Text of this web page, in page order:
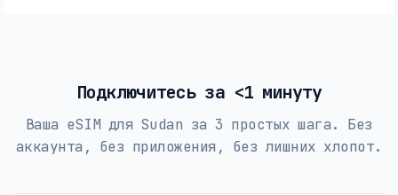
Подключитесь за <1 минуту
Ваша eSIM для Sudan за 3 простых шага. Без
аккаунта, без приложения, без лишних хлопот.